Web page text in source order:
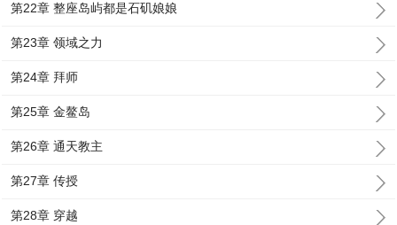
第22章 整座岛屿都是石矶娘娘
第23章 领域之力
第24章 拜师
第25章 金鳌岛
第26章 通天教主
第27章 传授
第28章 穿越